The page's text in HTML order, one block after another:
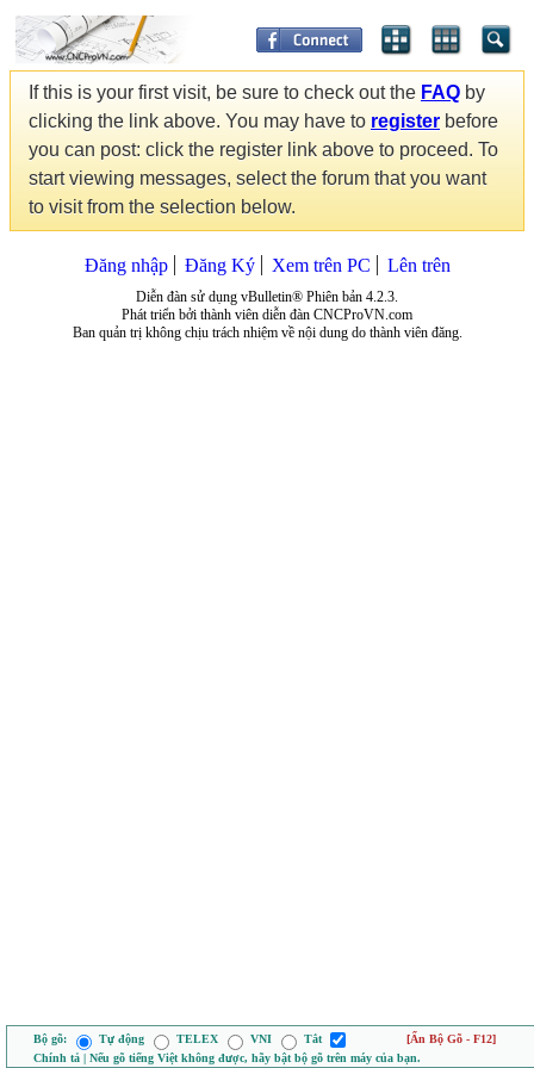
If this is your first visit, be sure to check out the FAQ by
clicking the link above. You may have to register before
you can post: click the register link above to proceed. To
start viewing messages, select the forum that you want
to visit from the selection below.
Đăng nhập Đăng Ký Xem trên PC Lên trên
Diễn đàn sử dụng vBulletin® Phiên bản 4.2.3.
Phát triển bởi thành viên diễn đàn CNCProVN.com
Ban quản trị không chịu trách nhiệm về nội dung do thành viên đăng.
Bộ gõ: Tự động TELEX VNI Tắt
[Ẩn Bộ Gõ - F12]
Chính tả | Nếu gõ tiếng Việt không được, hãy bật bộ gõ trên máy của bạn.